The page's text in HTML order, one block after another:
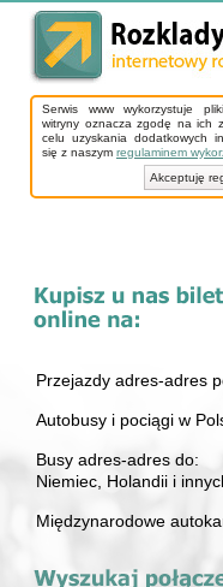
Serwis www wykorzystuje
witryny oznacza zgodę na ich
celu uzyskania dodatkowych
się z naszym regulaminem
Akceptuję
Przejazdy adres-adres
Autobusy i pociągi w
Busy adres-adres do:
Niemiec, Holandii i
Międzynarodowe